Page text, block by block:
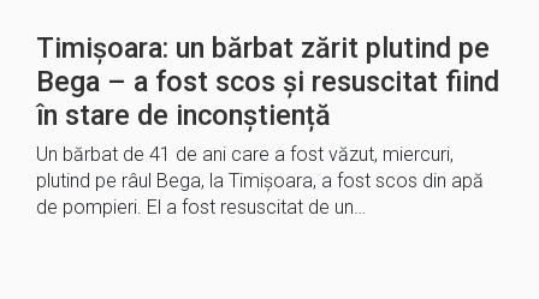
Timișoara: un bărbat zărit plutind pe
Bega – a fost scos și resuscitat fiind
în stare de inconștiență
Un bărbat de 41 de ani care a fost văzut, miercuri,
plutind pe râul Bega, la Timișoara, a fost scos din apă
de pompieri. El a fost resuscitat de un…